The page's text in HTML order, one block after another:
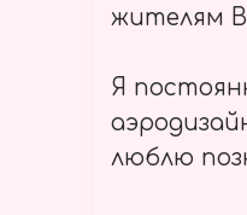
жителям
Я
люблю